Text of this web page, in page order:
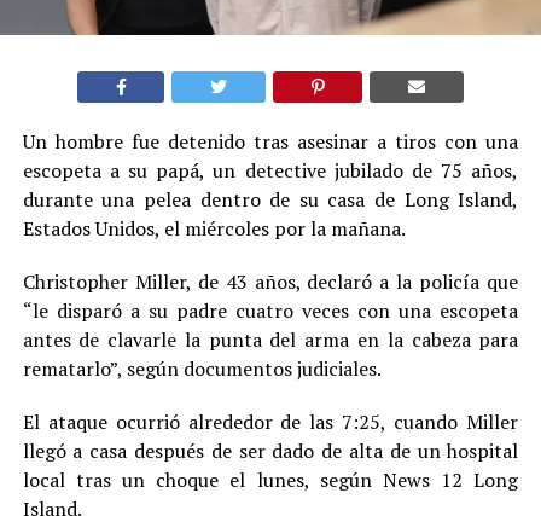
Un hombre fue detenido tras asesinar a tiros con una
escopeta a su papá, un detective jubilado de 75 años,
durante una pelea dentro de su casa de Long Island,
Estados Unidos, el miércoles por la mañana.
Christopher Miller, de 43 años, declaró a la policía que
“le disparó a su padre cuatro veces con una escopeta
antes de clavarle la punta del arma en la cabeza para
rematarlo”, según documentos judiciales.
El ataque ocurrió alrededor de las 7:25, cuando Miller
llegó a casa después de ser dado de alta de un hospital
local tras un choque el lunes, según News 12 Long
Island.